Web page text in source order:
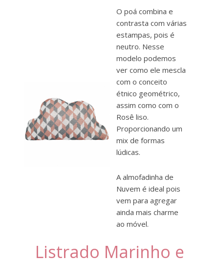
O poá combina e
contrasta com várias
estampas, pois é
neutro. Nesse
modelo podemos
ver como ele mescla
com o conceito
étnico geométrico,
assim como com o
Rosê liso.
Proporcionando um
mix de formas
lúdicas.
A almofadinha de
Nuvem é ideal pois
vem para agregar
ainda mais charme
ao móvel.
Listrado Marinho e